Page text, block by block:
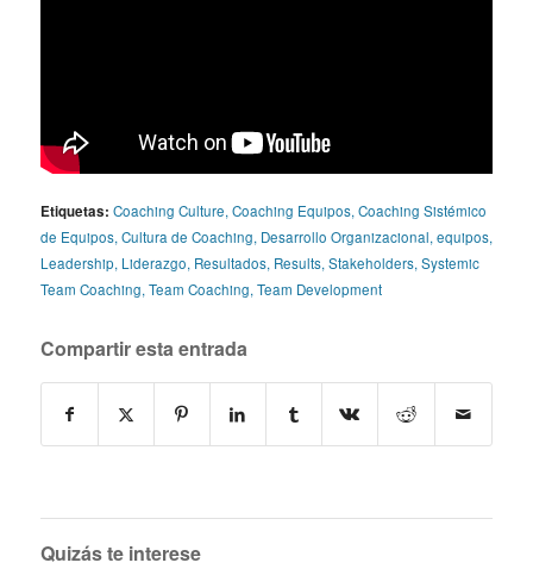
Etiquetas: Coaching Culture, Coaching Equipos, Coaching Sistémico
de Equipos, Cultura de Coaching, Desarrollo Organizacional, equipos,
Leadership, Liderazgo, Resultados, Results, Stakeholders, Systemic
Team Coaching, Team Coaching, Team Development
Compartir esta entrada
Quizás te interese